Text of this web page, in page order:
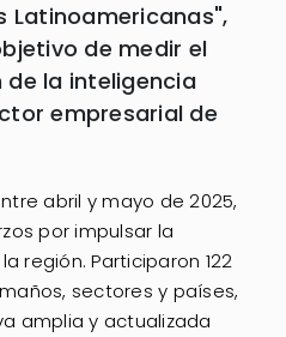
Latinoamericanas",
de medir el
la inteligencia
empresarial de
abril y mayo de 2025,
por impulsar la
región. Participaron 122
sectores y países,
amplia y actualizada